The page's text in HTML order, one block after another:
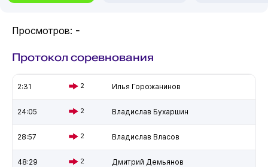
Просмотров: -
Протокол соревнования
2:31 2 Илья Горожанинов
24:05 2 Владислав Бухаршин
28:57 2 Владислав Власов
48:29 2 Дмитрий Демьянов